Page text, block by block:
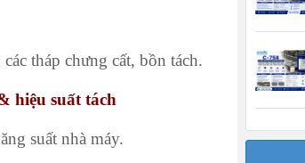
tháp chưng cất, bồn tách.
hiệu suất tách
suất nhà máy.